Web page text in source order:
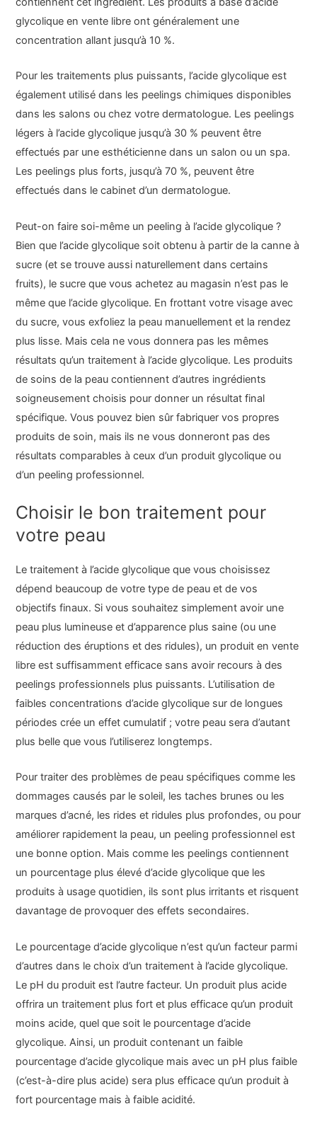
glycolique en vente libre ont généralement une
concentration allant jusqu’à 10 %.
Pour les traitements plus puissants, l’acide glycolique est
également utilisé dans les peelings chimiques disponibles
dans les salons ou chez votre dermatologue. Les peelings
légers à l’acide glycolique jusqu’à 30 % peuvent être
effectués par une esthéticienne dans un salon ou un spa.
Les peelings plus forts, jusqu’à 70 %, peuvent être
effectués dans le cabinet d’un dermatologue.
Peut-on faire soi-même un peeling à l’acide glycolique ?
Bien que l’acide glycolique soit obtenu à partir de la canne à
sucre (et se trouve aussi naturellement dans certains
fruits), le sucre que vous achetez au magasin n’est pas le
même que l’acide glycolique. En frottant votre visage avec
du sucre, vous exfoliez la peau manuellement et la rendez
plus lisse. Mais cela ne vous donnera pas les mêmes
résultats qu’un traitement à l’acide glycolique. Les produits
de soins de la peau contiennent d’autres ingrédients
soigneusement choisis pour donner un résultat final
spécifique. Vous pouvez bien sûr fabriquer vos propres
produits de soin, mais ils ne vous donneront pas des
résultats comparables à ceux d’un produit glycolique ou
d’un peeling professionnel.
Choisir le bon traitement pour
votre peau
Le traitement à l’acide glycolique que vous choisissez
dépend beaucoup de votre type de peau et de vos
objectifs finaux. Si vous souhaitez simplement avoir une
peau plus lumineuse et d’apparence plus saine (ou une
réduction des éruptions et des ridules), un produit en vente
libre est suffisamment efficace sans avoir recours à des
peelings professionnels plus puissants. L’utilisation de
faibles concentrations d’acide glycolique sur de longues
périodes crée un effet cumulatif ; votre peau sera d’autant
plus belle que vous l’utiliserez longtemps.
Pour traiter des problèmes de peau spécifiques comme les
dommages causés par le soleil, les taches brunes ou les
marques d’acné, les rides et ridules plus profondes, ou pour
améliorer rapidement la peau, un peeling professionnel est
une bonne option. Mais comme les peelings contiennent
un pourcentage plus élevé d’acide glycolique que les
produits à usage quotidien, ils sont plus irritants et risquent
davantage de provoquer des effets secondaires.
Le pourcentage d’acide glycolique n’est qu’un facteur parmi
d’autres dans le choix d’un traitement à l’acide glycolique.
Le pH du produit est l’autre facteur. Un produit plus acide
offrira un traitement plus fort et plus efficace qu’un produit
moins acide, quel que soit le pourcentage d’acide
glycolique. Ainsi, un produit contenant un faible
pourcentage d’acide glycolique mais avec un pH plus faible
(c’est-à-dire plus acide) sera plus efficace qu’un produit à
fort pourcentage mais à faible acidité.